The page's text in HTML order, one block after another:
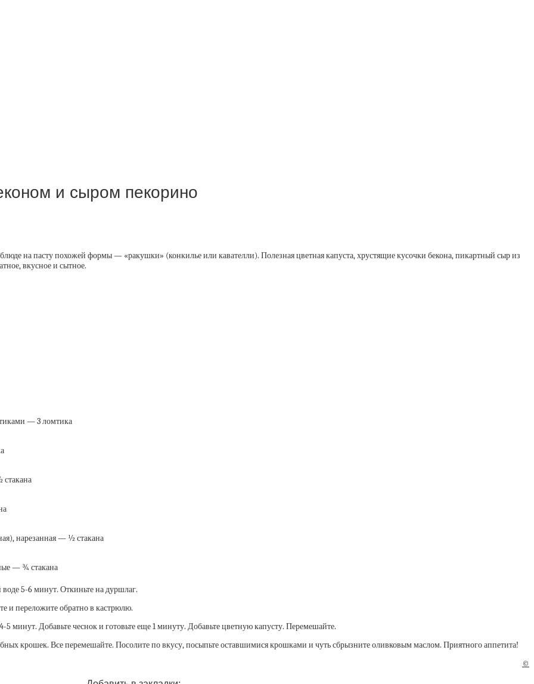
и сыром пекорино
на пасту похожей формы — «ракушки» (конкилье или кавателли). Полезная цветная капуста, хрустящие кусочки бекона, пикартный сыр из
вкусное и сытное.
— 3 ломтика
нарезанная — ½ стакана
— ¾ стакана
5-6 минут. Откиньте на дуршлаг.
и переложите обратно в кастрюлю.
5 минут. Добавьте чеснок и готовьте еще 1 минуту. Добавьте цветную капусту. Перемешайте.
крошек. Все перемешайте. Посолите по вкусу, посыпьте оставшимися крошками и чуть сбрызните оливковым маслом. Приятного аппетита!
©